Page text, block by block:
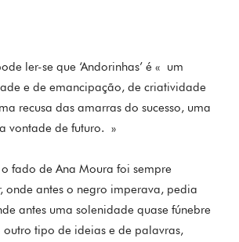
ler-se que ‘Andorinhas’ é « um
e de emancipação, de criatividade
recusa das amarras do sucesso, uma
vontade de futuro. »
fado de Ana Moura foi sempre
onde antes o negro imperava, pedia
antes uma solenidade quase fúnebre
tipo de ideias e de palavras,